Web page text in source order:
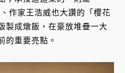
作家王浩威也大讚的「櫻花
製成燉飯，在豪放堆疊一大
的重要亮點。